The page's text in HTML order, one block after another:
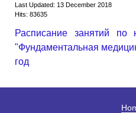
Last Updated: 13 December 2018
Hits: 83635
Расписание занятий по
"Фундаментальная
год